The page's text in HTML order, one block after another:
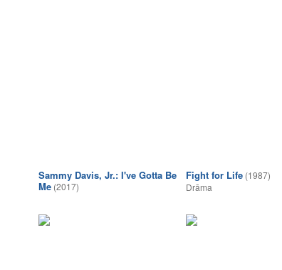
Sammy Davis, Jr.: I've Gotta Be
Me (2017)
Fight for Life (1987)
Drāma